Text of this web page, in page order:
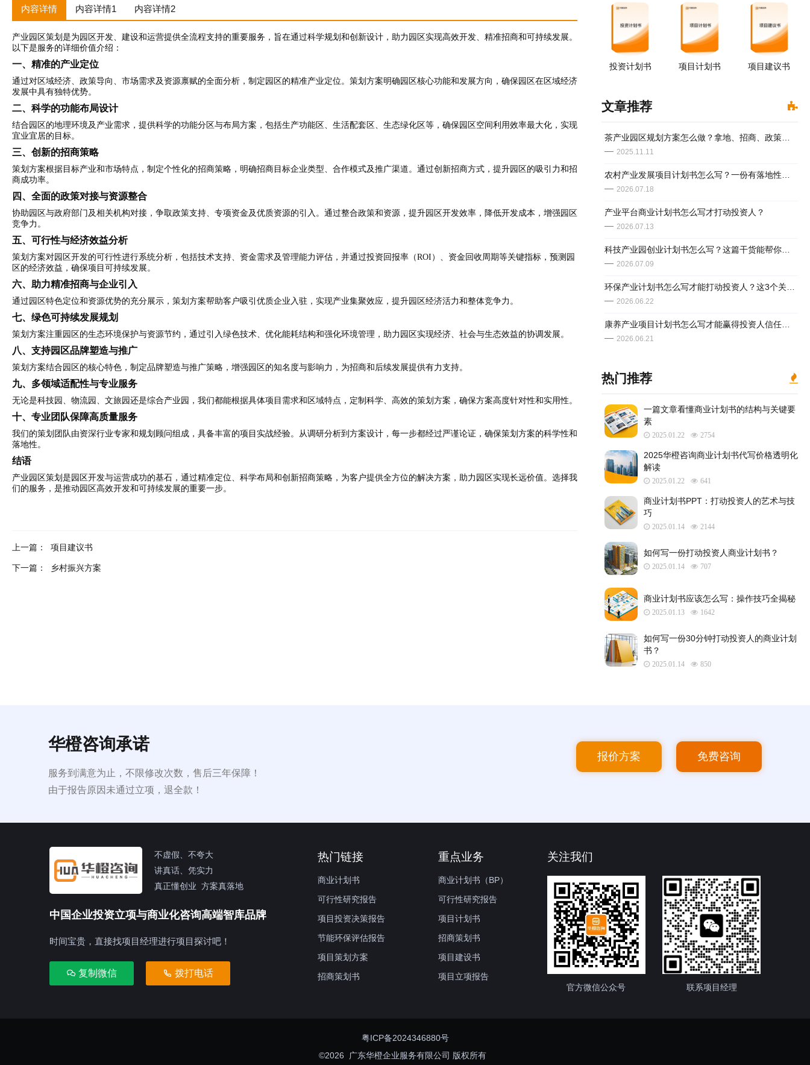
内容详情 内容详情1 内容详情2
产业园区策划是为园区开发、建设和运营提供全流程支持的重要服务，旨在通过科学规划和创新设计，助力园区实现高效开发、精准招商和可持续发展。
以下是服务的详细价值介绍：
一、精准的产业定位
通过对区域经济、政策导向、市场需求及资源禀赋的全面分析，制定园区的精准产业定位。策划方案明确园区核心功能和发展方向，确保园区在区域经济
发展中具有独特优势。
二、科学的功能布局设计
结合园区的地理环境及产业需求，提供科学的功能分区与布局方案，包括生产功能区、生活配套区、生态绿化区等，确保园区空间利用效率最大化，实现
宜业宜居的目标。
三、创新的招商策略
策划方案根据目标产业和市场特点，制定个性化的招商策略，明确招商目标企业类型、合作模式及推广渠道。通过创新招商方式，提升园区的吸引力和招
商成功率。
四、全面的政策对接与资源整合
协助园区与政府部门及相关机构对接，争取政策支持、专项资金及优质资源的引入。通过整合政策和资源，提升园区开发效率，降低开发成本，增强园区
竞争力。
五、可行性与经济效益分析
策划方案对园区开发的可行性进行系统分析，包括技术支持、资金需求及管理能力评估，并通过投资回报率（ROI）、资金回收周期等关键指标，预测园
区的经济效益，确保项目可持续发展。
六、助力精准招商与企业引入
通过园区特色定位和资源优势的充分展示，策划方案帮助客户吸引优质企业入驻，实现产业集聚效应，提升园区经济活力和整体竞争力。
七、绿色可持续发展规划
策划方案注重园区的生态环境保护与资源节约，通过引入绿色技术、优化能耗结构和强化环境管理，助力园区实现经济、社会与生态效益的协调发展。
八、支持园区品牌塑造与推广
策划方案结合园区的核心特色，制定品牌塑造与推广策略，增强园区的知名度与影响力，为招商和后续发展提供有力支持。
九、多领域适配性与专业服务
无论是科技园、物流园、文旅园还是综合产业园，我们都能根据具体项目需求和区域特点，定制科学、高效的策划方案，确保方案高度针对性和实用性。
十、专业团队保障高质量服务
我们的策划团队由资深行业专家和规划顾问组成，具备丰富的项目实战经验。从调研分析到方案设计，每一步都经过严谨论证，确保策划方案的科学性和
落地性。
结语
产业园区策划是园区开发与运营成功的基石，通过精准定位、科学布局和创新招商策略，为客户提供全方位的解决方案，助力园区实现长远价值。选择我
们的服务，是推动园区高效开发和可持续发展的重要一步。
上一篇： 项目建议书
下一篇： 乡村振兴方案
投资计划书 项目计划书 项目建议书
文章推荐
茶产业园区规划方案怎么做？拿地、招商、政策这些都不能忽视
2025.11.11
农村产业发展项目计划书怎么写？一份有落地性的模板思路拆解
2026.07.18
产业平台商业计划书怎么写才打动投资人？
2026.07.13
科技产业园创业计划书怎么写？这篇干货能帮你少走两年弯路
2026.07.09
环保产业计划书怎么写才能打动投资人？这3个关键点决定成败
2026.06.22
康养产业项目计划书怎么写才能赢得投资人信任？这几点决定成败
2026.06.21
热门推荐
一篇文章看懂商业计划书的结构与关键要
素
2025.01.22 2754
2025华橙咨询商业计划书代写价格透明化
解读
2025.01.22 641
​商业计划书PPT：打动投资人的艺术与技
巧
2025.01.14 2144
如何写一份打动投资人商业计划书？
2025.01.14 707
商业计划书应该怎么写：操作技巧全揭秘
2025.01.13 1642
如何写一份30分钟打动投资人的商业计划
书？
2025.01.14 850
华橙咨询承诺
服务到满意为止，不限修改次数，售后三年保障！
由于报告原因未通过立项，退全款！
报价方案 免费咨询
不虚假、不夸大
讲真话、凭实力
真正懂创业 方案真落地
中国企业投资立项与商业化咨询高端智库品牌
时间宝贵，直接找项目经理进行项目探讨吧！
复制微信 拨打电话
热门链接
商业计划书
可行性研究报告
项目投资决策报告
节能环保评估报告
项目策划方案
招商策划书
重点业务
商业计划书（BP）
可行性研究报告
项目计划书
招商策划书
项目建设书
项目立项报告
关注我们
官方微信公众号 联系项目经理
粤ICP备2024346880号
©2026 广东华橙企业服务有限公司 版权所有